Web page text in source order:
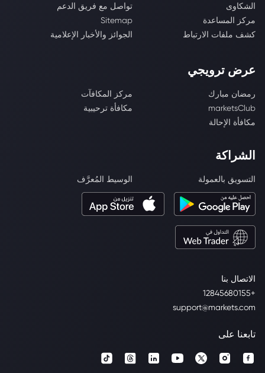
الاتصال بنا
+12845680155
support@markets.com
الشكاوى
تواصل مع فريق الدعم
مركز المساعدة
Sitemap
كشف ملفات الارتباط
الجوائز والأخبار الإعلامية
عرض ترويجي
رمضان مبارك
مركز المكافآت
marketsClub
مكافأة ترحيبية
مكافأة الإحالة
الشراكة
التسويق بالعمولة الوسيط المُعرَّف
تابعنا على